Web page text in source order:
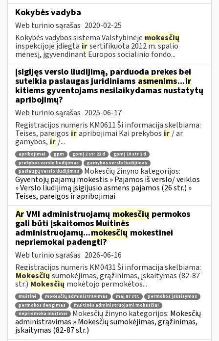
Kokybės vadyba
Web turinio sąrašas 2020-02-25
Kokybės vadybos sistema Valstybinėje mokesčių
inspekcijoje įdiegta irsertifikuota 2012 m. spalio
mėnesį, įgyvendinant Europos socialinio fondo...
įsigijęs verslo liudijimą, parduoda prekes bei
suteikia paslaugas juridiniams asmenims...ir
kitiems gyventojams nesilaikydamas nustatytų
apribojimų?
Web turinio sąrašas 2025-06-17
Registracijos numeris KM0611 Ši informacija skelbiama:
Teisės, pareigos irapribojimai Kai prekybos ir / ar
gamybos, ir /...
apribojimai gpm gpmį 2 str 22 d
gpmį 10 str 2 d
prekybos verslo liudijimas
gamybos verslo liudijimas
paslaugų verslo liudijimas
Mokesčių žinyno kategorijos:
Gyventojų pajamų mokestis » Pajamos iš verslo/ veiklos
» Verslo liudijimą įsigijusio asmens pajamos (26 str.) »
Teisės, pareigos ir apribojimai
Ar VMI administruojamų mokesčių permokos
gali būti įskaitomos Muitinės
administruojamų...mokesčių mokestinei
nepriemokai padengti?
Web turinio sąrašas 2026-06-16
Registracijos numeris KM0431 Ši informacija skelbiama:
Mokesčių sumokėjimas, grąžinimas, įskaitymas (82-87
str.)Mokesčių mokėtojo permokėtos...
muitinė mokesčių administravimas maį 87 str.
permokos įskaitymas
permokos dengimas
muitinės administruojami mokesčiai
nepriemoka muitinei
Mokesčių žinyno kategorijos: Mokesčių
administravimas » Mokesčių sumokėjimas, grąžinimas,
įskaitymas (82-87 str.)